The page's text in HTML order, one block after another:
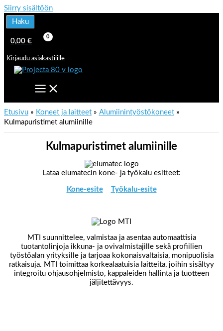
Siirry sisältöön
Haku
0,00 €
Kirjaudu asiakastilille
Etusivu Koneet ja laitteet
Alumiinintyöstökoneet
Kulmapuristimet alumiinille
Kulmapuristimet alumiinille
Lataa elumatecin kone- ja työkalu esitteet:
Kone-esite Työkalu-esite
MTI suunnittelee, valmistaa ja asentaa automaattisia
tuotantolinjoja ikkuna- ja ovivalmistajille sekä profiilien
työstöalan yrityksille ja tarjoaa kokonaisvaltaisia, monipuolisia
ratkaisuja. MTI toimittaa korkealaatuisia laitteita, joihin sisältyy
integroitu ohjausohjelmisto, kappaleiden hallinta ja tuotteen
jäljitettävyys.